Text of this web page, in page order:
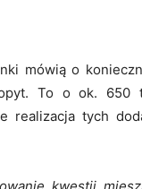
mówią o
To o ok. 650
realizacja tych